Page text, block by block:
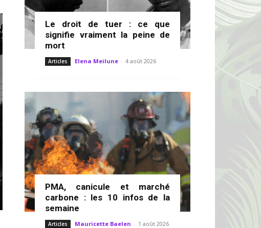
Le droit de tuer : ce que
signifie vraiment la peine de
mort
Articles Elena Meilune - 4 août 2026
PMA, canicule et marché
carbone : les 10 infos de la
semaine
Articles Mauricette Baelen - 1 août 2026